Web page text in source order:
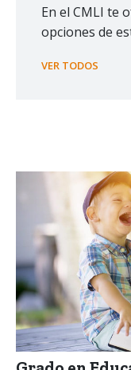
En el CMLI te
opciones de
VER TODOS